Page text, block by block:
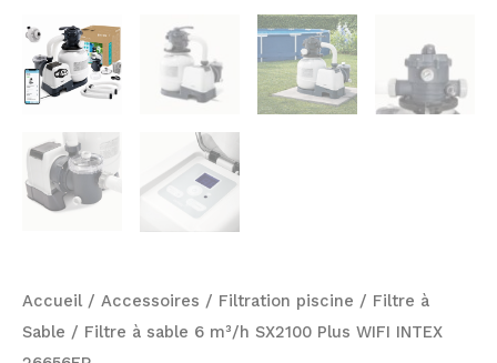
Accueil / Accessoires / Filtration piscine / Filtre à
Sable / Filtre à sable 6 m³/h SX2100 Plus WIFI INTEX